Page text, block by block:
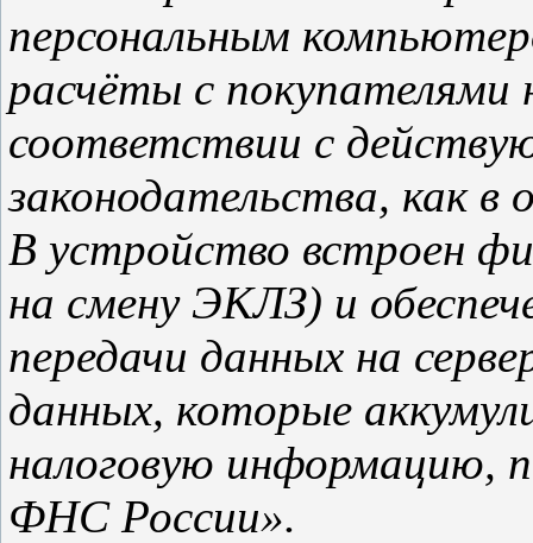
персональным
расчёты с
соответствии с
законодательства, как
В устройство встроен
на смену ЭКЛЗ) и
передачи данных на
данных, которые
налоговую информацию,
ФНС России».